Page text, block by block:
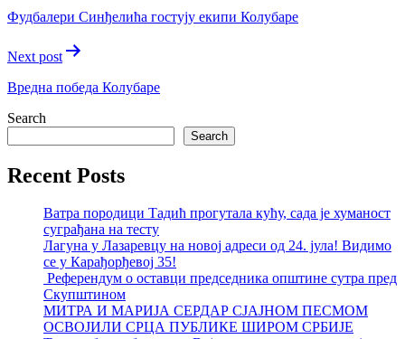
Фудбалери Синђелића гостују екипи Колубаре
Next post
Вредна победа Колубаре
Search
Search
Recent Posts
Ватра породици Тадић прогутала кућу, сада је хуманост
суграђана на тесту
Лагуна у Лазаревцу на новој адреси од 24. јула! Видимо
се у Карађорђевој 35!
Референдум о оставци председника општине сутра пред
Скупштином
МИТРА И МАРИЈА СЕРДАР СЈАЈНОМ ПЕСМОМ
ОСВОЈИЛИ СРЦА ПУБЛИКЕ ШИРОМ СРБИЈЕ